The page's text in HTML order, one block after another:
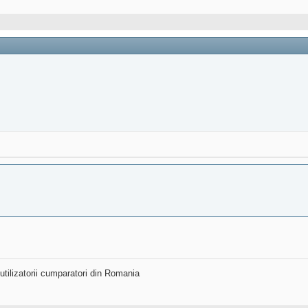
cumparatori din Romania